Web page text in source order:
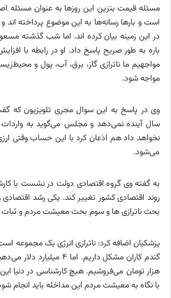
مسئله قیمت بنزین این روزها به عنوان
است و بارها رسانه‌ها به این موضوع پرداخته اند
در این زمینه بیان کرده اند. اما شب گذشته
باره به طور صریح پاسخ داد. او در رابطه با
مواجهیم ما ناترازی گاز، برق، آب، پول و
مواجه شود.
وی در پاسخ به این سوال مجری تلویزیون که
نخواهد داد هم اذعان کرد با این حساب وقتی
می‌شود.
به گفته وی گروه اقتصادی دولت در نشست با
روند اقتصادی کشور تغییر کند. یکی رشد
بحثناترازیهاو سوم بحث معیشت مردم و ثبات
پزشکیان اضافه کرد:ناترازی انرژی یک مجموعه
هزار تومان می‌فروشیم. هیچ کارشناسی در دنیا این
با نگاه به معیشت مردم این مداخله باید انجام